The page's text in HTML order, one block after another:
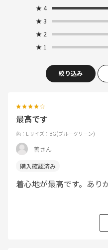
★ 4
★ 3
★ 2
★ 1
絞り込み
最高です
色：L サイズ：BG(ブルーグリーン)
善さん
着心地が最高です。あり